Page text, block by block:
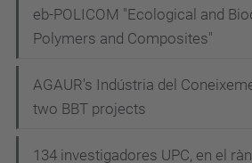
eb-POLICOM "Ecological and
Polymers and Composites"
AGAUR's Indústria del
two BBT projects
134 investigadores UPC, en el